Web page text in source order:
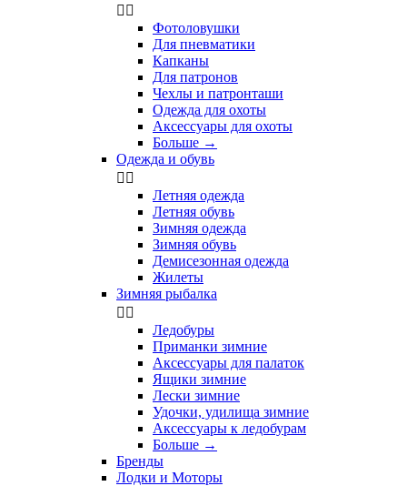
 
Фотоловушки
Для пневматики
Капканы
Для патронов
Чехлы и патронташи
Одежда для охоты
Аксессуары для охоты
Больше →
Одежда и обувь
 
Летняя одежда
Летняя обувь
Зимняя одежда
Зимняя обувь
Демисезонная одежда
Жилеты
Зимняя рыбалка
 
Ледобуры
Приманки зимние
Аксессуары для палаток
Ящики зимние
Лески зимние
Удочки, удилища зимние
Аксессуары к ледобурам
Больше →
Бренды
Лодки и Моторы